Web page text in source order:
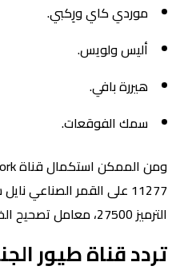
موردي كاي ورِكبي.
أليس ولويس.
هيررة بافي.
سمك الفوقعات.
11277 على القمر
الترميز 27500، معامل تصحيح الخطأ ثلاثة أرباع.
تردد قناة طيور